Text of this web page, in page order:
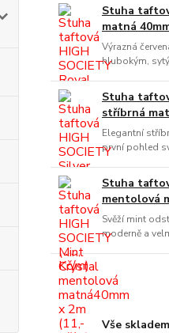
Stuha
matná
Výrazná
hlubokým,
Stuha
stříbrná
Elegantní
první pohled
Stuha
mentolová
Svěží mint
moderně a
Vše skladem